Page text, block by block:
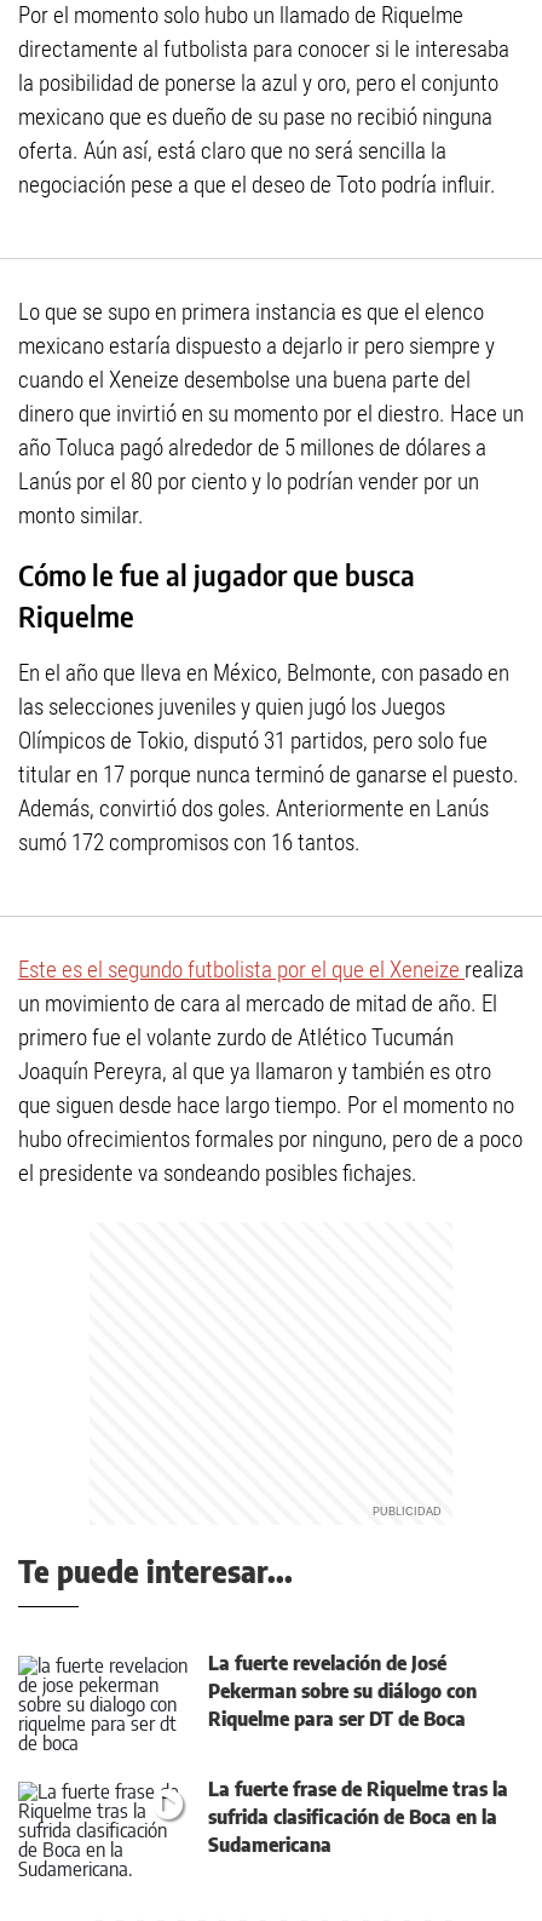
Por el momento solo hubo un llamado de Riquelme
directamente al futbolista para conocer si le interesaba
la posibilidad de ponerse la azul y oro, pero el conjunto
mexicano que es dueño de su pase no recibió ninguna
oferta. Aún así, está claro que no será sencilla la
negociación pese a que el deseo de Toto podría influir.
Lo que se supo en primera instancia es que el elenco
mexicano estaría dispuesto a dejarlo ir pero siempre y
cuando el Xeneize desembolse una buena parte del
dinero que invirtió en su momento por el diestro. Hace un
año Toluca pagó alrededor de 5 millones de dólares a
Lanús por el 80 por ciento y lo podrían vender por un
monto similar.
Cómo le fue al jugador que busca
Riquelme
En el año que lleva en México, Belmonte, con pasado en
las selecciones juveniles y quien jugó los Juegos
Olímpicos de Tokio, disputó 31 partidos, pero solo fue
titular en 17 porque nunca terminó de ganarse el puesto.
Además, convirtió dos goles. Anteriormente en Lanús
sumó 172 compromisos con 16 tantos.
Este es el segundo futbolista por el que el Xeneize realiza
un movimiento de cara al mercado de mitad de año. El
primero fue el volante zurdo de Atlético Tucumán
Joaquín Pereyra, al que ya llamaron y también es otro
que siguen desde hace largo tiempo. Por el momento no
hubo ofrecimientos formales por ninguno, pero de a poco
el presidente va sondeando posibles fichajes.
Te puede interesar...
La fuerte revelación de José
Pekerman sobre su diálogo con
Riquelme para ser DT de Boca
La fuerte frase de Riquelme tras la
sufrida clasificación de Boca en la
Sudamericana